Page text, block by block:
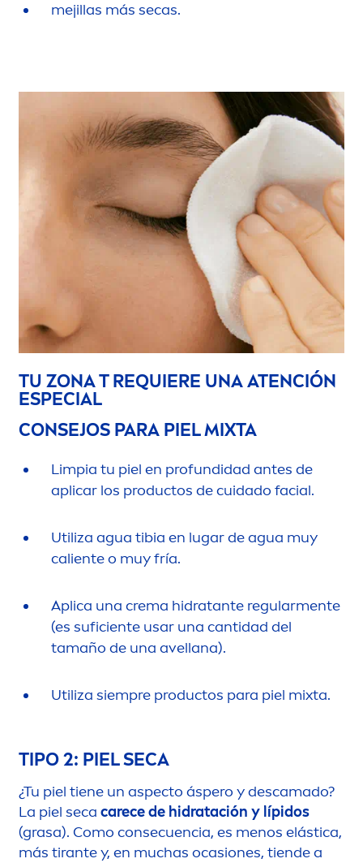
mejillas más secas.
TU ZONA T REQUIERE UNA ATENCIÓN
ESPECIAL
CONSEJOS PARA PIEL MIXTA
Limpia tu piel en profundidad antes de
aplicar los productos de cuidado facial.
Utiliza agua tibia en lugar de agua muy
caliente o muy fría.
Aplica una crema hidratante regularmente
(es suficiente usar una cantidad del
tamaño de una avellana).
Utiliza siempre productos para piel mixta.
TIPO 2: PIEL SECA
¿Tu piel tiene un aspecto áspero y descamado?
La piel seca carece de hidratación y lípidos
(grasa). Como consecuencia, es menos elástica,
más tirante y, en muchas ocasiones, tiende a